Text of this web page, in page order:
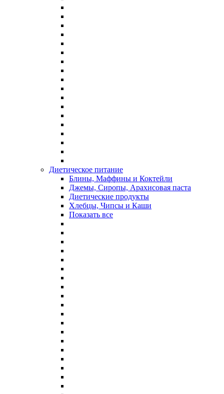
Диетическое питание
Блины, Маффины и Коктейли
Джемы, Сиропы, Арахисовая паста
Диетические продукты
Хлебцы, Чипсы и Каши
Показать все